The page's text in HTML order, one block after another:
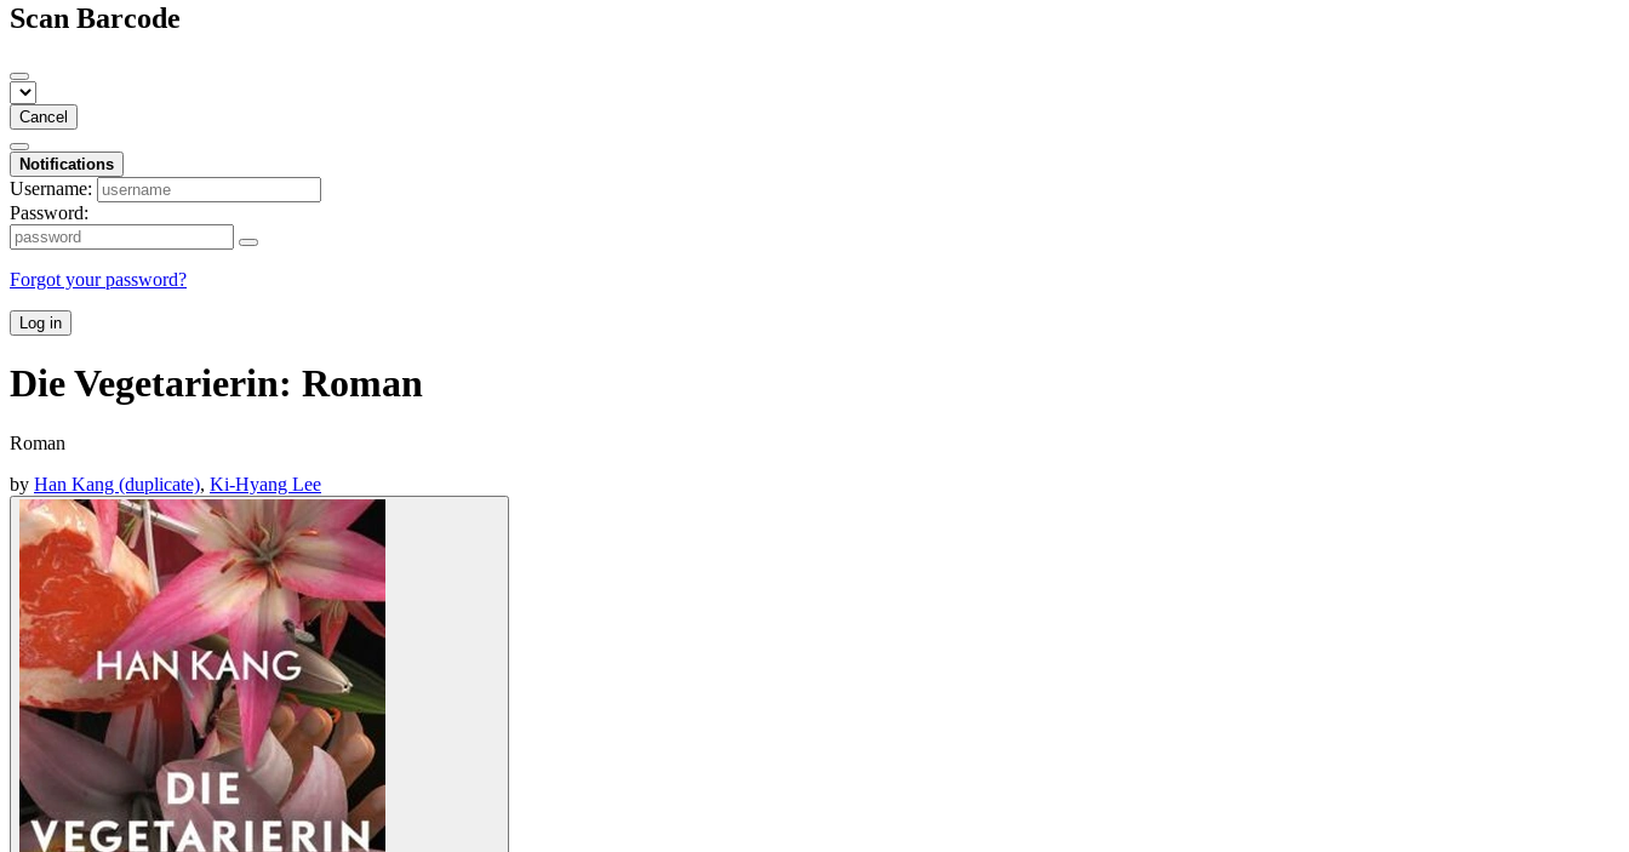
Scan Barcode
Cancel
Notifications
Username:
Password:
Forgot your password?
Log in
Die Vegetarierin: Roman
Roman
by Han Kang (duplicate), Ki-Hyang Lee